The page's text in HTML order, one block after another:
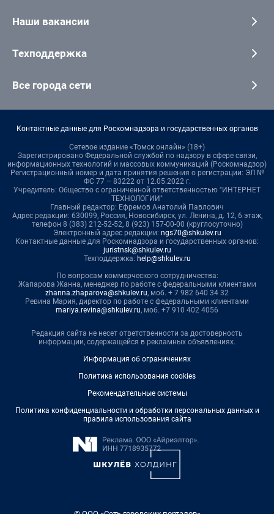
Наши вакансии
Техподдержка
Все города сети
Контактные данные для Роскомнадзора и государственных органов
Сетевое издание «Томск онлайн» (18+)
Зарегистрировано Федеральной службой по надзору в сфере связи,
информационных технологий и массовых коммуникаций (Роскомнадзор)
Регистрационный номер и дата принятия решения о регистрации: ЭЛ №
ФС 77 – 83222 от 12.05.2022 г.
Учредитель: Общество с ограниченной ответственностью "ИНТЕРНЕТ
ТЕХНОЛОГИИ"
Главный редактор: Ефремов Анатолий Павлович
Адрес редакции: 630099, Россия, Новосибирск, ул. Ленина, д. 12, 6 этаж,
телефон 8 (383) 212-52-52, 8 (923) 157-00-00 (круглосуточно)
Электронный адрес редакции: ngs70@shkulev.ru
Контактные данные для Роскомнадзора и государственных органов:
juristnsk@shkulev.ru
Техподдержка: help@shkulev.ru
По вопросам коммерческого сотрудничества:
Жапарова Жанна, менеджер по работе с федеральными клиентами
zhanna.zhaparova@shkulev.ru, моб. + 7 982 640 34 32
Ревина Мария, директор по работе с федеральными клиентами
mariya.revina@shkulev.ru, моб. +7 910 402 4056
Редакция сайта не несет ответственности за достоверность
информации, содержащейся в рекламных объявлениях.
Информация об ограничениях
Политика использования cookies
Рекомендательные системы
Политика конфиденциальности и обработки персональных данных и
правила использования сайта